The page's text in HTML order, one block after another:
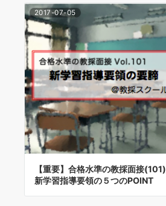
2017-07-05
【重要】合格水準の教採面接(101)_
新学習指導要領の５つのPOINT